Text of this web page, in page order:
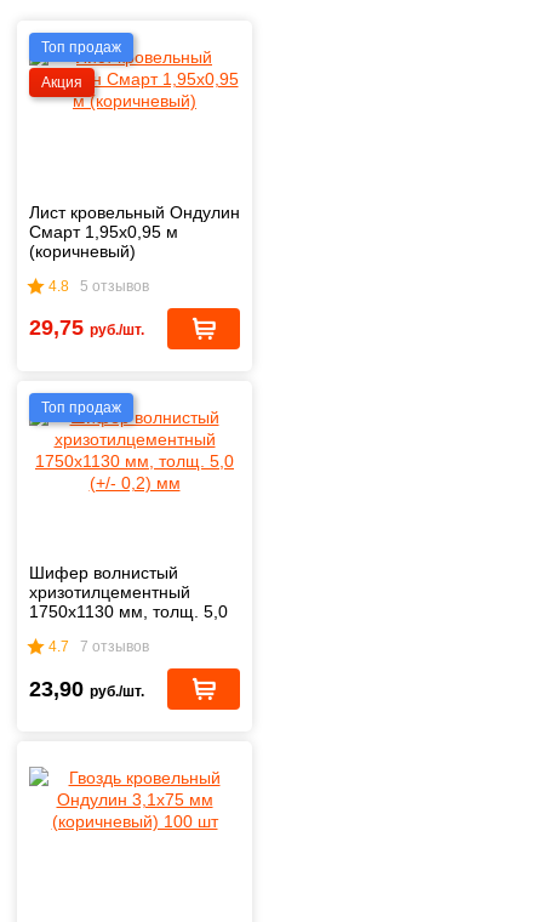
Топ продаж
Акция
Лист кровельный Ондулин
Смарт 1,95х0,95 м
(коричневый)
4.8 5 отзывов
29,75 руб./шт.
Топ продаж
Шифер волнистый
хризотилцементный
1750х1130 мм, толщ. 5,0
4.7 7 отзывов
23,90 руб./шт.